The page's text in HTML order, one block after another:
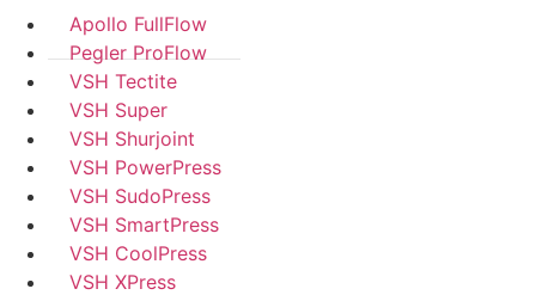
Apollo FullFlow
Pegler ProFlow
VSH Tectite
VSH Super
VSH Shurjoint
VSH PowerPress
VSH SudoPress
VSH SmartPress
VSH CoolPress
VSH XPress